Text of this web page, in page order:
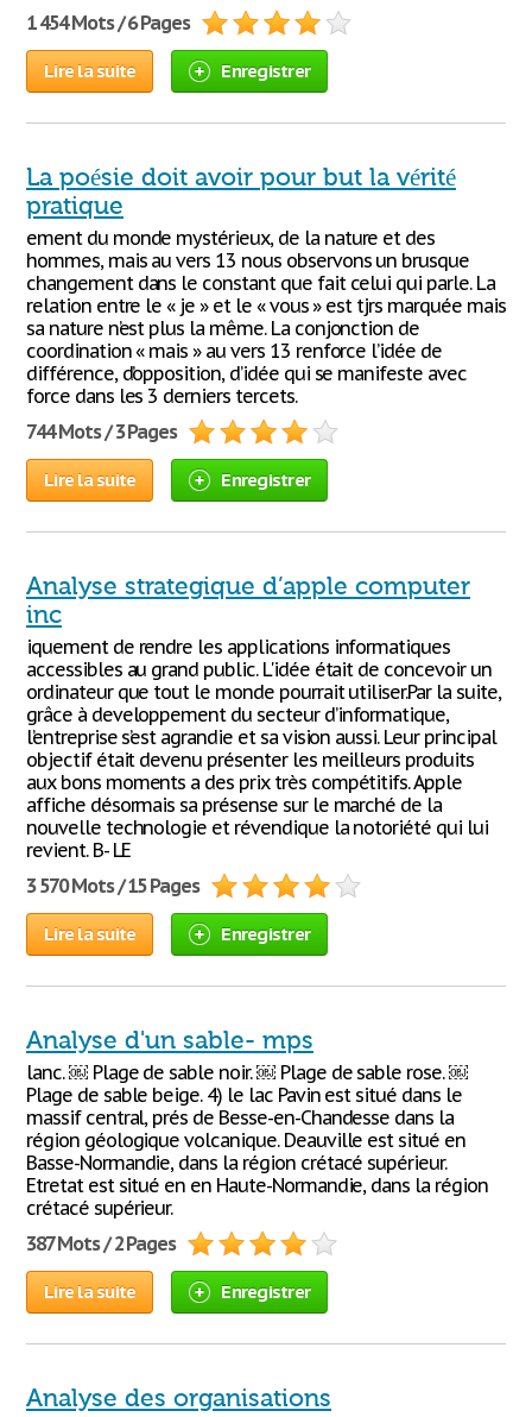
1 454 Mots / 6 Pages
Lire la suite Enregistrer
La poésie doit avoir pour but la vérité
pratique
ement du monde mystérieux, de la nature et des
hommes, mais au vers 13 nous observons un brusque
changement dans le constant que fait celui qui parle. La
relation entre le « je » et le « vous » est tjrs marquée mais
sa nature n’est plus la même. La conjonction de
coordination « mais » au vers 13 renforce l’idée de
différence, d’opposition, d’idée qui se manifeste avec
force dans les 3 derniers tercets.
744 Mots / 3 Pages
Lire la suite Enregistrer
Analyse strategique d’apple computer
inc
iquement de rendre les applications informatiques
accessibles au grand public. L'idée était de concevoir un
ordinateur que tout le monde pourrait utiliser.Par la suite,
grâce à developpement du secteur d’informatique,
l’entreprise s’est agrandie et sa vision aussi. Leur principal
objectif était devenu présenter les meilleurs produits
aux bons moments a des prix très compétitifs. Apple
affiche désormais sa présense sur le marché de la
nouvelle technologie et révendique la notoriété qui lui
revient. B- LE
3 570 Mots / 15 Pages
Lire la suite Enregistrer
Analyse d'un sable- mps
lanc. ￼ Plage de sable noir. ￼ Plage de sable rose. ￼
Plage de sable beige. 4) le lac Pavin est situé dans le
massif central, prés de Besse-en-Chandesse dans la
région géologique volcanique. Deauville est situé en
Basse-Normandie, dans la région crétacé supérieur.
Etretat est situé en en Haute-Normandie, dans la région
crétacé supérieur.
387 Mots / 2 Pages
Lire la suite Enregistrer
Analyse des organisations